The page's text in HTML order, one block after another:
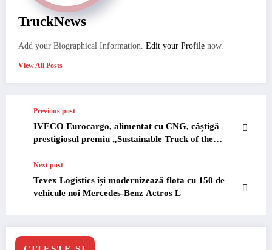
TruckNews
Add your Biographical Information. Edit your Profile now.
View All Posts
Previous post
IVECO Eurocargo, alimentat cu CNG, câștigă
prestigiosul premiu „Sustainable Truck of the
Next post
Tevex Logistics își modernizează flota cu 150 de
vehicule noi Mercedes-Benz Actros L